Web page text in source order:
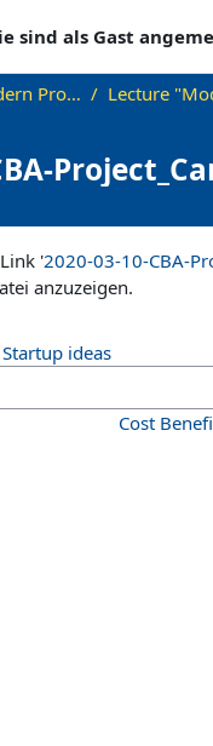
sind als Gast
Modern Project Management in ICT, HUST
'2020-03-10-CBA-
anzuzeigen.
ideas
Cost